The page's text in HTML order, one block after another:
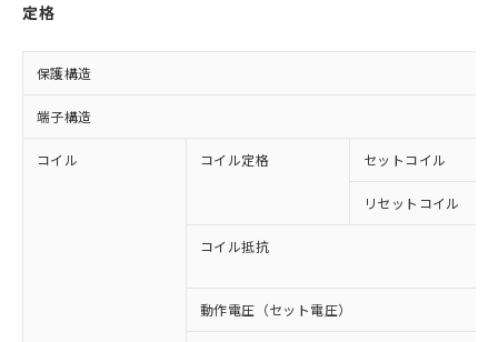
定格
保護構造
端子構造
コイル コイル定格 セットコイル
リセットコイル
コイル抵抗
動作電圧（セット電圧）